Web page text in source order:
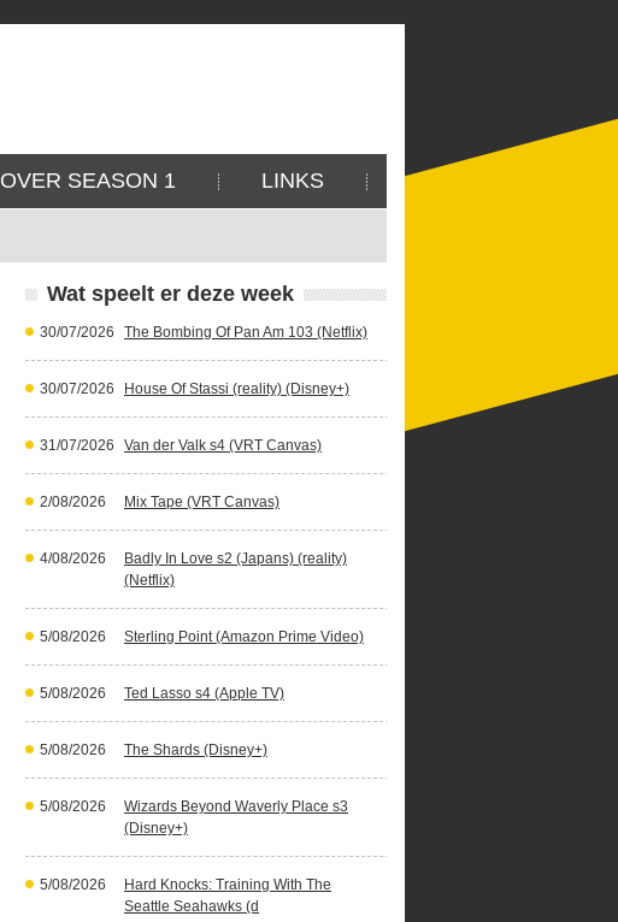
OVER SEASON 1 LINKS
Wat speelt er deze week
30/07/2026 The Bombing Of Pan Am 103 (Netflix)
30/07/2026 House Of Stassi (reality) (Disney+)
31/07/2026 Van der Valk s4 (VRT Canvas)
2/08/2026 Mix Tape (VRT Canvas)
4/08/2026
Badly In Love s2 (Japans) (reality)
(Netflix)
5/08/2026 Sterling Point (Amazon Prime Video)
5/08/2026 Ted Lasso s4 (Apple TV)
5/08/2026 The Shards (Disney+)
5/08/2026
Wizards Beyond Waverly Place s3
(Disney+)
5/08/2026
Hard Knocks: Training With The
Seattle Seahawks (d